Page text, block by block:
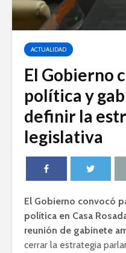
ACTUALIDAD
El Gobierno
política y
definir la
legislativa
El Gobierno convocó
política en Casa
reunión de gabinete
cerrar la estrategia